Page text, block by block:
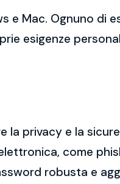
e Mac. Ognuno di
esigenze
la privacy e la
come
robusta e